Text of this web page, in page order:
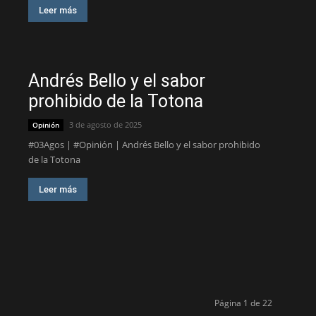
Leer más
Andrés Bello y el sabor
prohibido de la Totona
Opinión 3 de agosto de 2025
#03Agos | #Opinión | Andrés Bello y el sabor prohibido
de la Totona
Leer más
Página 1 de 22